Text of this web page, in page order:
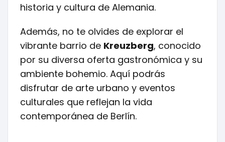
historia y cultura de Alemania.
Además, no te olvides de explorar el
vibrante barrio de Kreuzberg, conocido
por su diversa oferta gastronómica y su
ambiente bohemio. Aquí podrás
disfrutar de arte urbano y eventos
culturales que reflejan la vida
contemporánea de Berlín.